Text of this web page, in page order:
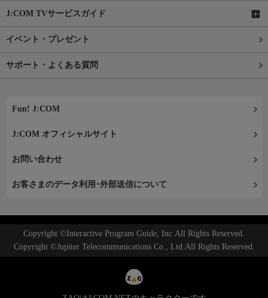
J:COM TVサービスガイド
イベント・プレゼント
サポート・よくある質問
Fun! J:COM
J:COM オフィシャルサイト
お問い合わせ
お客さまのデータ利用･外部送信について
Copyright ©Interactive Program Guide, Inc.All Rights Reserved.
Copyright ©Jupiter Telecommunications Co., Ltd.All Rights Reserved.